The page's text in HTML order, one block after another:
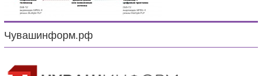
Чувашинформ.рф